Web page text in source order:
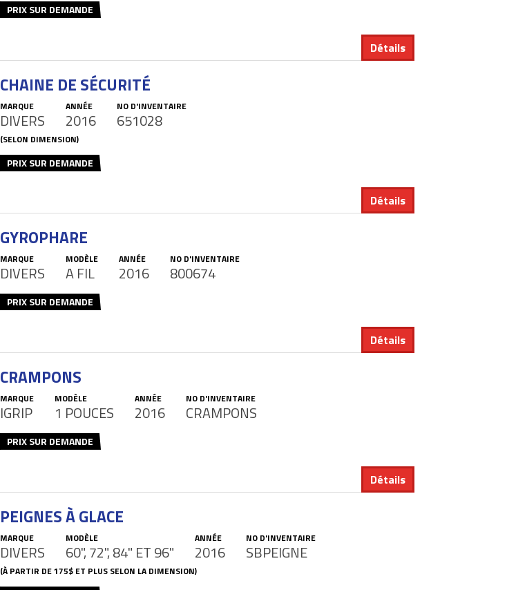
Détails
PRIX SUR DEMANDE
Détails
CHAINE DE SÉCURITÉ
MARQUE
DIVERS
ANNÉE
2016
NO D'INVENTAIRE
651028
(SELON DIMENSION)
PRIX SUR DEMANDE
Détails
GYROPHARE
MARQUE
DIVERS
MODÈLE
A FIL
ANNÉE
2016
NO D'INVENTAIRE
800674
PRIX SUR DEMANDE
Détails
CRAMPONS
MARQUE
IGRIP
MODÈLE
1 POUCES
ANNÉE
2016
NO D'INVENTAIRE
CRAMPONS
PRIX SUR DEMANDE
PEIGNES À GLACE
MARQUE
DIVERS
MODÈLE
60", 72", 84" ET 96"
ANNÉE
2016
NO D'INVENTAIRE
SBPEIGNE
(À PARTIR DE 175$ ET PLUS SELON LA DIMENSION)